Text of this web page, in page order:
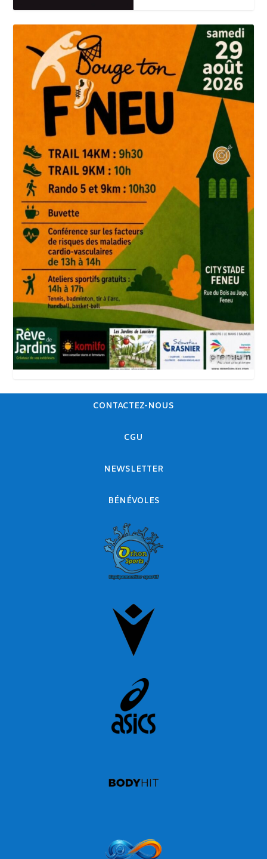
CONTACTEZ-NOUS
CGU
NEWSLETTER
BÉNÉVOLES